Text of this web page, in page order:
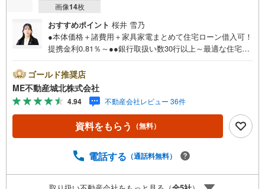
画像14枚
おすすめポイント 桜井 雪乃
●本体価格＋諸費用＋家具家電まとめて住宅ローン借入可！
提携金利0.81％～●●銀行取扱い数30行以上～最適な住宅ロ
多数ございます！（1）勤続年数1ヶ月（2）自己資金0円
（3）産休/育休/契約社員/派遣社員/アルバイト/パート/独
身/自営業/経営者（4）延滞、滞納、個信アウト対応可
（5）収入合算や親子ローン（6）金融機関の借入まとめ
等、家具、家電、引越し費用等おまとめローン（7）永住権
無、持病あり、持ち家残債有でも相談可能●3つの安心サポ
頂けます。2.FPソフトを使用しマイホーム購入の資金計
に安心を提案します。3.どんなに信用のある建築会社でも
ゴールド推奨店
ME不動産城北株式会社
4.94 不動産会社レビュー 36件
資料をもらう （無料）
電話する （通話料無料）